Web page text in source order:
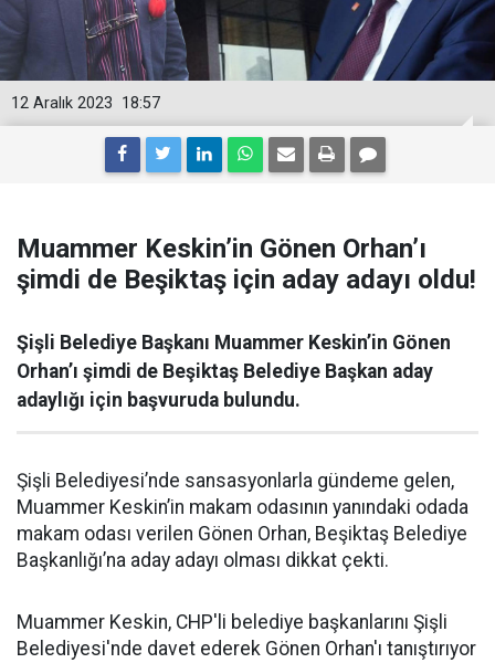
18:57
12 Aralık 2023
Muammer Keskin’in Gönen Orhan’ı
şimdi de Beşiktaş için aday adayı oldu!
Şişli Belediye Başkanı Muammer Keskin’in Gönen
Orhan’ı şimdi de Beşiktaş Belediye Başkan aday
adaylığı için başvuruda bulundu.
Şişli Belediyesi’nde sansasyonlarla gündeme gelen,
Muammer Keskin’in makam odasının yanındaki odada
makam odası verilen Gönen Orhan, Beşiktaş Belediye
Başkanlığı’na aday adayı olması dikkat çekti.
Muammer Keskin, CHP'li belediye başkanlarını Şişli
Belediyesi'nde davet ederek Gönen Orhan'ı tanıştırıyor